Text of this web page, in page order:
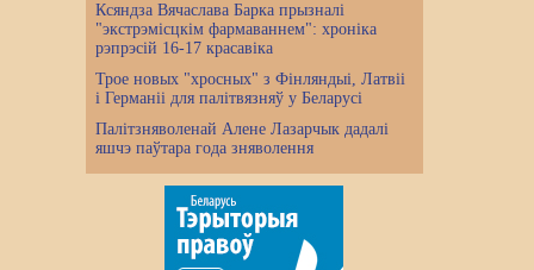
Ксяндза Вячаслава Барка прызналі
"экстрэмісцкім фармаваннем": хроніка
рэпрэсій 16-17 красавіка
Трое новых "хросных" з Фінляндыі, Латвіі
і Германіі для палітвязняў у Беларусі
Палітзняволенай Алене Лазарчык дадалі
яшчэ паўтара года зняволення